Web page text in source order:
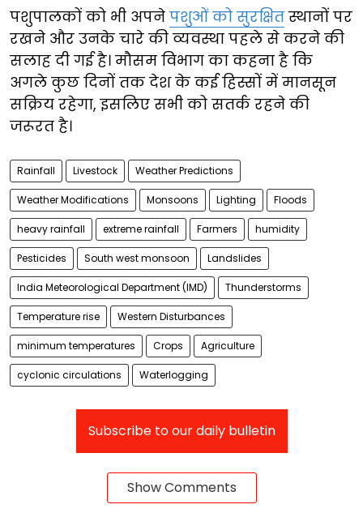
पशुपालकों को भी अपने पशुओं को सुरक्षितस्थानों पर
रखने और उनके चारे की व्यवस्था पहले से करने की
सलाह दी गई है। मौसम विभाग का कहना है कि
अगले कुछ दिनों तक देश के कई हिस्सों में मानसून
सक्रिय रहेगा, इसलिए सभी को सतर्क रहने की
जरूरत है।
Rainfall Livestock Weather Predictions
Weather Modifications Monsoons Lighting Floods
heavy rainfall extreme rainfall Farmers humidity
Pesticides South west monsoon Landslides
India Meteorological Department (IMD) Thunderstorms
Temperature rise Western Disturbances
minimum temperatures Crops Agriculture
cyclonic circulations Waterlogging
Subscribe to our daily bulletin
Show Comments